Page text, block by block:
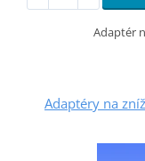
Adaptér
Adaptéry na